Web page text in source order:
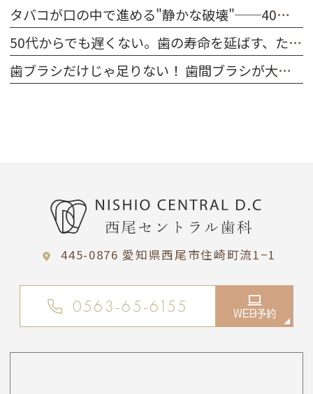
タバコが口の中で進める"静かな破壊"──40代～50代が今すぐ知るべきこと
50代からでも遅くない。歯の寿命を延ばす、たった一つの習慣
歯ブラシだけじゃ足りない！ 歯間ブラシが大切な理由
445-0876 愛知県西尾市住崎町流1−1
0563-65-6155 WEB予約